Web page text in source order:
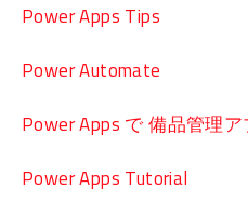
Power Apps Tips
Power Automate
Power Apps で 備品管理
Power Apps Tutorial